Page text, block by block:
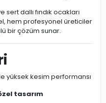
dallı fındık ocakları
hem profesyonel üreticiler
bir çözüm sunar.
yüksek kesim performansı
tasarım